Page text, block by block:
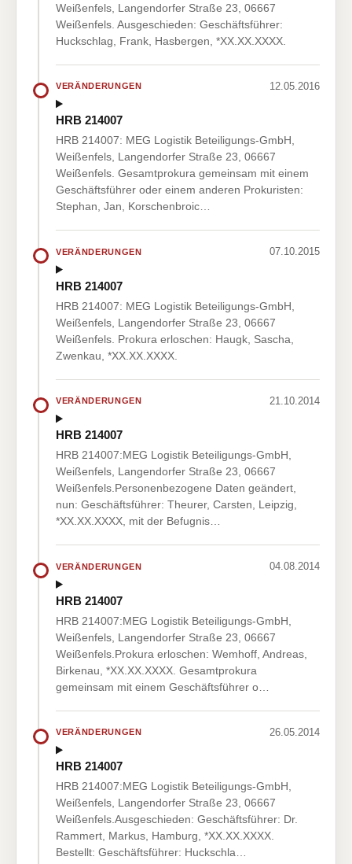
Weißenfels, Langendorfer Straße 23, 06667
Weißenfels. Ausgeschieden: Geschäftsführer:
Huckschlag, Frank, Hasbergen, *XX.XX.XXXX.
VERÄNDERUNGEN 12.05.2016
HRB 214007
HRB 214007: MEG Logistik Beteiligungs-GmbH,
Weißenfels, Langendorfer Straße 23, 06667
Weißenfels. Gesamtprokura gemeinsam mit einem
Geschäftsführer oder einem anderen Prokuristen:
Stephan, Jan, Korschenbroic…
VERÄNDERUNGEN 07.10.2015
HRB 214007
HRB 214007: MEG Logistik Beteiligungs-GmbH,
Weißenfels, Langendorfer Straße 23, 06667
Weißenfels. Prokura erloschen: Haugk, Sascha,
Zwenkau, *XX.XX.XXXX.
VERÄNDERUNGEN 21.10.2014
HRB 214007
HRB 214007:MEG Logistik Beteiligungs-GmbH,
Weißenfels, Langendorfer Straße 23, 06667
Weißenfels.Personenbezogene Daten geändert,
nun: Geschäftsführer: Theurer, Carsten, Leipzig,
*XX.XX.XXXX, mit der Befugnis…
VERÄNDERUNGEN 04.08.2014
HRB 214007
HRB 214007:MEG Logistik Beteiligungs-GmbH,
Weißenfels, Langendorfer Straße 23, 06667
Weißenfels.Prokura erloschen: Wemhoff, Andreas,
Birkenau, *XX.XX.XXXX. Gesamtprokura
gemeinsam mit einem Geschäftsführer o…
VERÄNDERUNGEN 26.05.2014
HRB 214007
HRB 214007:MEG Logistik Beteiligungs-GmbH,
Weißenfels, Langendorfer Straße 23, 06667
Weißenfels.Ausgeschieden: Geschäftsführer: Dr.
Rammert, Markus, Hamburg, *XX.XX.XXXX.
Bestellt: Geschäftsführer: Huckschla…